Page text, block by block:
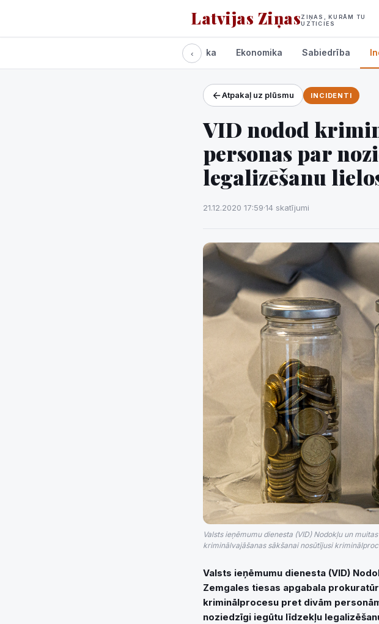
Latvijas ZiņasZIŅAS, KURĀM TU
UZTICIES
Projekti un pakalpojumi
‹
Politika Ekonomika Sabiedrība
Atpakaļ uz plūsmu INCIDENTI
VID nodod
personas par
legalizēšanu
21.12.2020 17:59·14 skatījumi
Valsts ieņēmumu dienesta (VID) Nodokļu un
kriminālvajāšanas sākšanai nosūtījusi
Valsts ieņēmumu dienesta (VID)
Zemgales tiesas apgabala
kriminālprocesu pret divām
noziedzīgi iegūtu līdzekļu